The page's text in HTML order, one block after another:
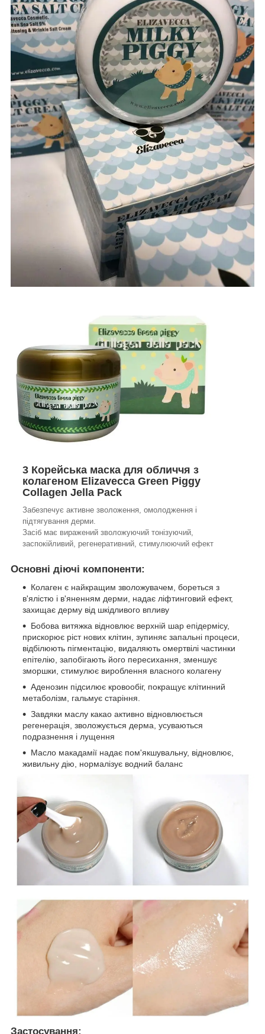
3 Корейська маска для обличчя з
колагеном Elizavecca Green Piggy
Collagen Jella Pack
Забезпечує активне зволоження, омолодження і
підтягування дерми.
Засіб має виражений зволожуючий тонізуючий,
заспокійливий, регенеративний, стимулюючий ефект
Основні діючі компоненти:
Колаген є найкращим зволожувачем, бореться з
в'ялістю і в'яненням дерми, надає ліфтинговий ефект,
захищає дерму від шкідливого впливу
Бобова витяжка відновлює верхній шар епідермісу,
прискорює ріст нових клітин, зупиняє запальні процеси,
відбілюють пігментацію, видаляють омертвілі частинки
епітелію, запобігають його пересихання, зменшує
зморшки, стимулює вироблення власного колагену
Аденозин підсилює кровообіг, покращує клітинний
метаболізм, гальмує старіння.
Завдяки маслу какао активно відновлюється
регенерація, зволожується дерма, усуваються
подразнення і лущення
Масло макадамії надає пом'якшувальну, відновлює,
живильну дію, нормалізує водний баланс
Застосування: